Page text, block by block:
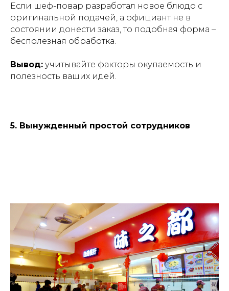
Если шеф-повар разработал новое блюдо с
оригинальной подачей, а официант не в
состоянии донести заказ, то подобная форма –
бесполезная обработка.
Вывод: учитывайте факторы окупаемость и
полезность ваших идей.
5. Вынужденный простой сотрудников